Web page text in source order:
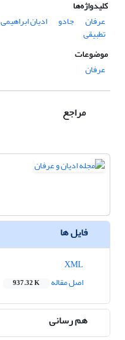
کلیدواژه‌ها
عرفان
جادو ادیان ابراهیمی
تطبیقی
موضوعات
عرفان
مراجع
فایل ها
اصل مقاله
937.32 K
هم رسانی